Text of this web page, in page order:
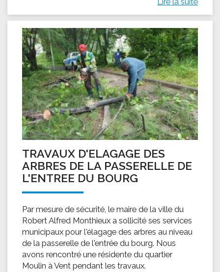
TRAVAUX D'ELAGAGE DES
ARBRES DE LA PASSERELLE DE
L'ENTREE DU BOURG
Par mesure de sécurité, le maire de la ville du
Robert Alfred Monthieux a sollicité ses services
municipaux pour l'élagage des arbres au niveau
de la passerelle de l'entrée du bourg. Nous
avons rencontré une résidente du quartier
Moulin à Vent pendant les travaux.